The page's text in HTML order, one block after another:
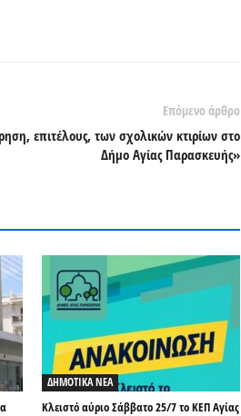
Επόμενο άρθρο
επιτέλους, των σχολικών κτιρίων στο
Δήμο Αγίας Παρασκευής»
ΔΗΜΟΤΙΚΑ ΝΕΑ
Κλειστό αύριο Σάββατο 25/7 το ΚΕΠ Αγίας